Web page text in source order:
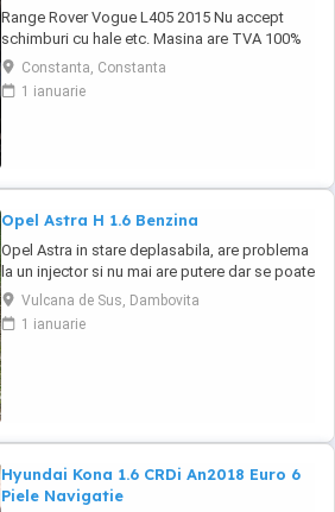
Range Rover Vogue L405 2015 Nu accept
schimburi cu hale etc. Masina are TVA 100%
deductibil Toate reviziile efectuate la Exclusiv
Auto Constanta Se ofera si set 4 anvelope de
iarna Masina se afla in Constanta KM :
Constanta, Constanta
1 ianuarie
Opel Astra H 1.6 Benzina
Opel Astra in stare deplasabila, are problema
la un injector si nu mai are putere dar se poate
deplasa, pretul este negociabil la fata locului,
masina are si instalație Gpl omologată.
Vulcana de Sus, Dambovita
1 ianuarie
Hyundai Kona 1.6 CRDi An2018 Euro 6
Piele Navigatie